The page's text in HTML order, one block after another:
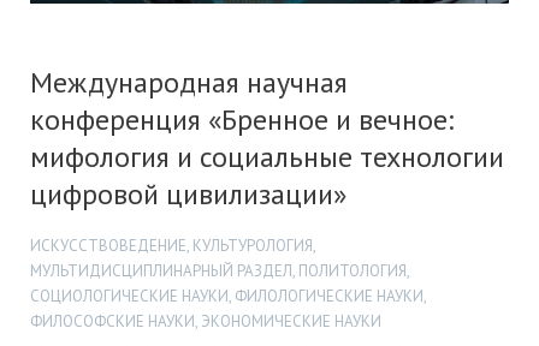
Международная научная
конференция «Бренное и вечное:
мифология и социальные технологии
цифровой цивилизации»
ИСКУССТВОВЕДЕНИЕ, КУЛЬТУРОЛОГИЯ,
МУЛЬТИДИСЦИПЛИНАРНЫЙ РАЗДЕЛ, ПОЛИТОЛОГИЯ,
СОЦИОЛОГИЧЕСКИЕ НАУКИ, ФИЛОЛОГИЧЕСКИЕ НАУКИ,
ФИЛОСОФСКИЕ НАУКИ, ЭКОНОМИЧЕСКИЕ НАУКИ